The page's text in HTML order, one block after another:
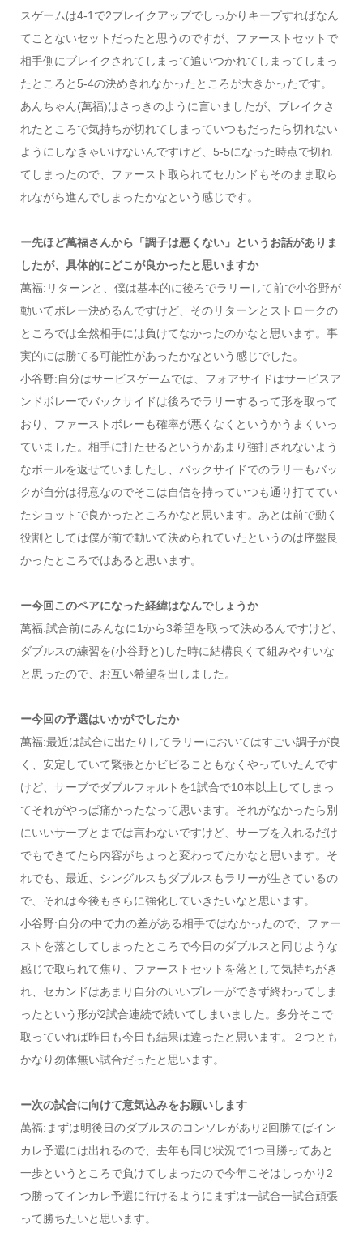
スゲームは4-1で2ブレイクアップでしっかりキープすればなん
てことないセットだったと思うのですが、ファーストセットで
相手側にブレイクされてしまって追いつかれてしまってしまっ
たところと5-4の決めきれなかったところが大きかったです。
あんちゃん(萬福)はさっきのように言いましたが、ブレイクさ
れたところで気持ちが切れてしまっていつもだったら切れない
ようにしなきゃいけないんですけど、5-5になった時点で切れ
てしまったので、ファースト取られてセカンドもそのまま取ら
れながら進んでしまったかなという感じです。
ー先ほど萬福さんから「調子は悪くない」というお話がありま
したが、具体的にどこが良かったと思いますか
萬福:リターンと、僕は基本的に後ろでラリーして前で小谷野が
動いてボレー決めるんですけど、そのリターンとストロークの
ところでは全然相手には負けてなかったのかなと思います。事
実的には勝てる可能性があったかなという感じでした。
小谷野:自分はサービスゲームでは、フォアサイドはサービスア
ンドボレーでバックサイドは後ろでラリーするって形を取って
おり、ファーストボレーも確率が悪くなくというかうまくいっ
ていました。相手に打たせるというかあまり強打されないよう
なボールを返せていましたし、バックサイドでのラリーもバッ
クが自分は得意なのでそこは自信を持っていつも通り打ててい
たショットで良かったところかなと思います。あとは前で動く
役割としては僕が前で動いて決められていたというのは序盤良
かったところではあると思います。
ー今回このペアになった経緯はなんでしょうか
萬福:試合前にみんなに1から3希望を取って決めるんですけど、
ダブルスの練習を(小谷野と)した時に結構良くて組みやすいな
と思ったので、お互い希望を出しました。
ー今回の予選はいかがでしたか
萬福:最近は試合に出たりしてラリーにおいてはすごい調子が良
く、安定していて緊張とかビビることもなくやっていたんです
けど、サーブでダブルフォルトを1試合で10本以上してしまっ
てそれがやっぱ痛かったなって思います。それがなかったら別
にいいサーブとまでは言わないですけど、サーブを入れるだけ
でもできてたら内容がちょっと変わってたかなと思います。そ
れでも、最近、シングルスもダブルスもラリーが生きているの
で、それは今後もさらに強化していきたいなと思います。
小谷野:自分の中で力の差がある相手ではなかったので、ファー
ストを落としてしまったところで今日のダブルスと同じような
感じで取られて焦り、ファーストセットを落として気持ちがき
れ、セカンドはあまり自分のいいプレーができず終わってしま
ったという形が2試合連続で続いてしまいました。多分そこで
取っていれば昨日も今日も結果は違ったと思います。２つとも
かなり勿体無い試合だったと思います。
ー次の試合に向けて意気込みをお願いします
萬福:まずは明後日のダブルスのコンソレがあり2回勝てばイン
カレ予選には出れるので、去年も同じ状況で1つ目勝ってあと
一歩というところで負けてしまったので今年こそはしっかり2
つ勝ってインカレ予選に行けるようにまずは一試合一試合頑張
って勝ちたいと思います。